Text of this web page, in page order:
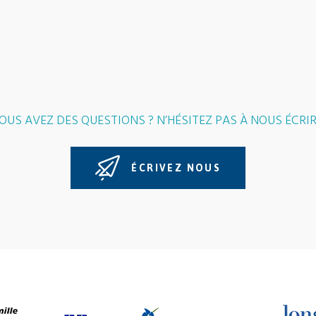
AVEZ DES QUESTIONS ? N’HÉSITEZ PAS À NOUS
ÉCRIVEZ NOUS